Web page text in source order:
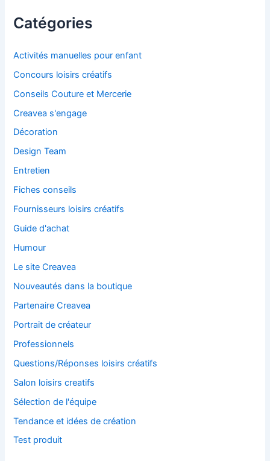
Catégories
Activités manuelles pour enfant
Concours loisirs créatifs
Conseils Couture et Mercerie
Creavea s'engage
Décoration
Design Team
Entretien
Fiches conseils
Fournisseurs loisirs créatifs
Guide d'achat
Humour
Le site Creavea
Nouveautés dans la boutique
Partenaire Creavea
Portrait de créateur
Professionnels
Questions/Réponses loisirs créatifs
Salon loisirs creatifs
Sélection de l'équipe
Tendance et idées de création
Test produit